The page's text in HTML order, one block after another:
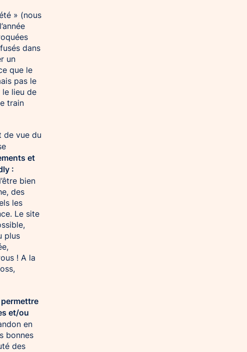
» (nous
dans
un
que le
pas le
lieu de
train
de vue du
et
:
bien
des
les
Le site
plus
! A la
permettre
et/ou
en
bonnes
des